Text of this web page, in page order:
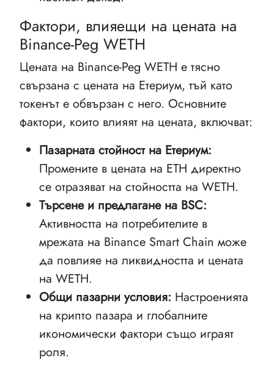
Фактори, влияещи на цената на
Binance-Peg WETH
Цената на Binance-Peg WETH е тясно
свързана с цената на Етериум, тъй като
токенът е обвързан с него. Основните
фактори, които влияят на цената, включват:
Пазарната стойност на Етериум:
Промените в цената на ETH директно
се отразяват на стойността на WETH.
Търсене и предлагане на BSC:
Активността на потребителите в
мрежата на Binance Smart Chain може
да повлияе на ликвидността и цената
на WETH.
Общи пазарни условия: Настроенията
на крипто пазара и глобалните
икономически фактори също играят
роля.